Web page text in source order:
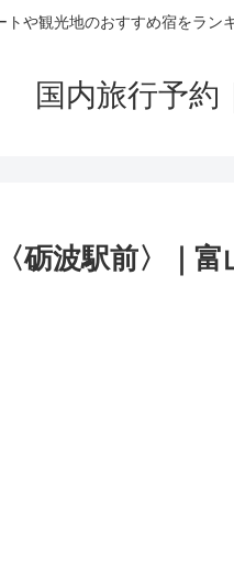
や観光地のおすすめ宿をラ
国内旅行予
砺波駅前〉｜